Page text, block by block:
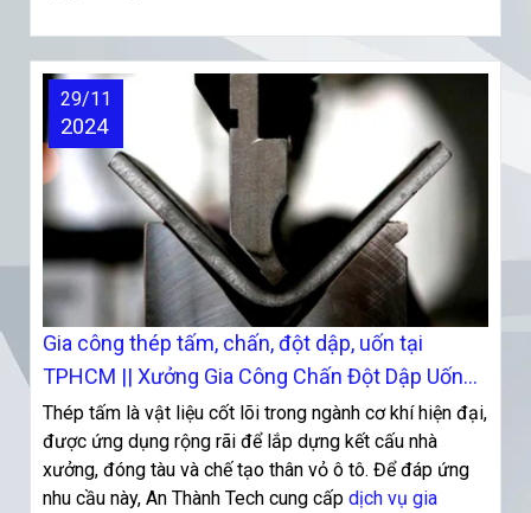
Gia công thép tấm, chấn, đột dập, uốn tại
TPHCM || Xưởng Gia Công Chấn Đột Dập Uốn
Tại TPHCM
29/11
2024
Thép tấm là vật liệu cốt lõi trong ngành cơ khí hiện đại,
được ứng dụng rộng rãi để lắp dựng kết cấu nhà
xưởng, đóng tàu và chế tạo thân vỏ ô tô. Để đáp ứng
nhu cầu này, An Thành Tech cung cấp dịch vụ gia